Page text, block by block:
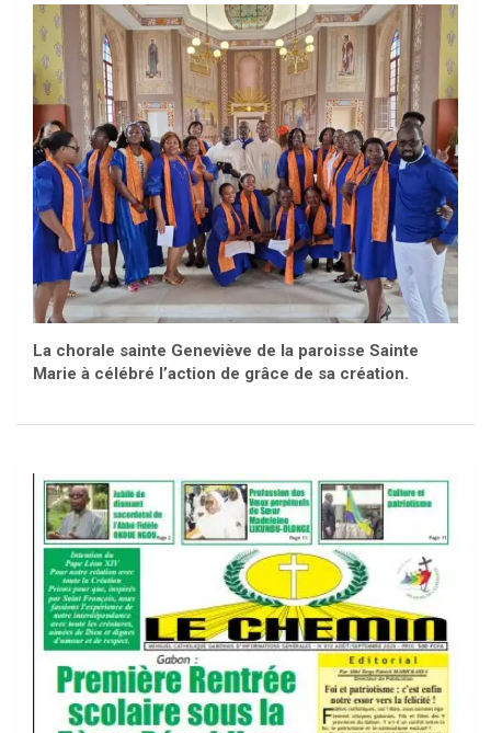
La chorale sainte Geneviève de la paroisse Sainte
Marie à célébré l’action de grâce de sa création.